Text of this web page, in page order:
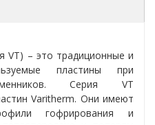
VT) – это традиционные и
пластины при
Серия VT
Varitherm. Они имеют
гофрирования и